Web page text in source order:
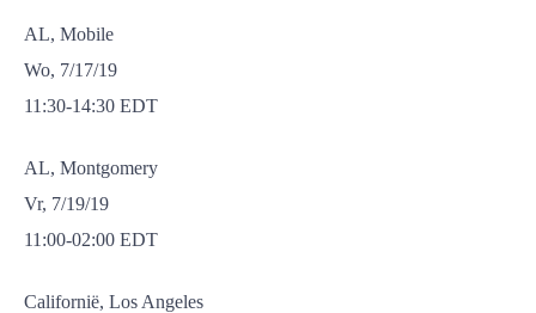
AL, Mobile
Wo, 7/17/19
11:30-14:30 EDT
AL, Montgomery
Vr, 7/19/19
11:00-02:00 EDT
Californië, Los Angeles